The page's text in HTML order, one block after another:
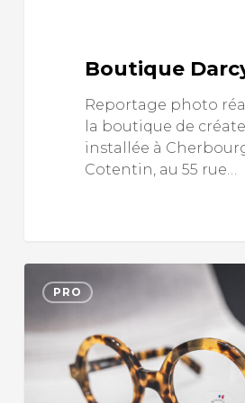
Boutique
Reportage photo
la boutique de
installée à
Cotentin, au 55 rue…
PRO